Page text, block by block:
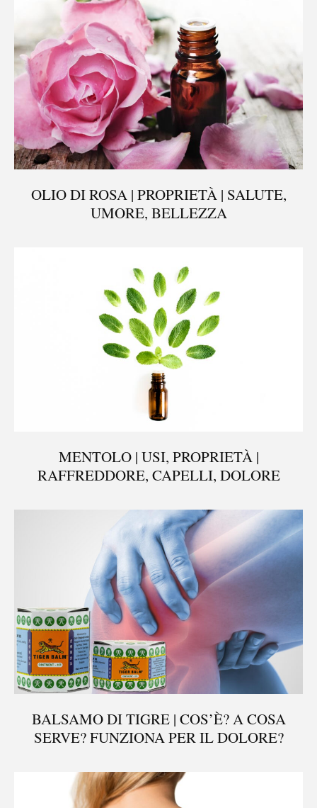
OLIO DI ROSA | PROPRIETÀ | SALUTE,
UMORE, BELLEZZA
MENTOLO | USI, PROPRIETÀ |
RAFFREDDORE, CAPELLI, DOLORE
BALSAMO DI TIGRE | COS’È? A COSA
SERVE? FUNZIONA PER IL DOLORE?